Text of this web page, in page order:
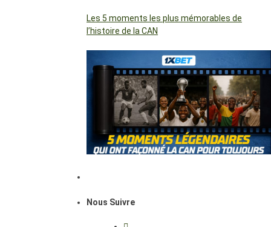
Les 5 moments les plus mémorables de
l’histoire de la CAN
Nous Suivre